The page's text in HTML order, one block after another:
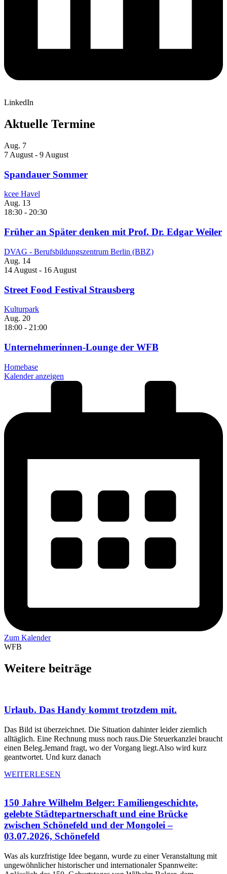
LinkedIn
Aktuelle Termine
Aug. 7
7 August - 9 August
Spandauer Sommer
kcee Havel
Aug. 13
18:30 - 20:30
Früher an Später denken mit Prof. Dr. Edgar Weiler
DVAG - Berufsbildungszentrum Berlin (BBZ)
Aug. 14
14 August - 16 August
Street Food Festival Strausberg
Kulturpark
Aug. 20
18:00 - 21:00
Unternehmerinnen-Lounge der WFB
Homebase
Kalender anzeigen
Zum Kalender
WFB
Weitere beiträge
Urlaub. Das Handy kommt trotzdem mit.
Das Bild ist überzeichnet. Die Situation dahinter leider ziemlich
alltäglich. Eine Rechnung muss noch raus.Die Steuerkanzlei braucht
einen Beleg.Jemand fragt, wo der Vorgang liegt.Also wird kurz
geantwortet. Und kurz danach
WEITERLESEN
150 Jahre Wilhelm Belger: Familiengeschichte,
gelebte Städtepartnerschaft und eine Brücke
zwischen Schönefeld und der Mongolei –
03.07.2026, Schönefeld
Was als kurzfristige Idee begann, wurde zu einer Veranstaltung mit
ungewöhnlicher historischer und internationaler Spannweite: